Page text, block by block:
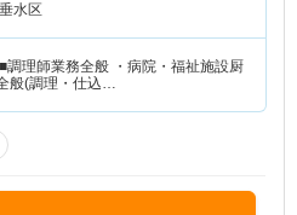
水区
■調理師業務全般 ・病院・福祉施設厨
般(調理・仕込…